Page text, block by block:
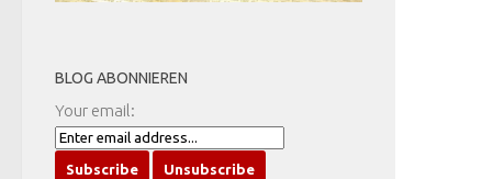
BLOG ABONNIEREN
Your email: